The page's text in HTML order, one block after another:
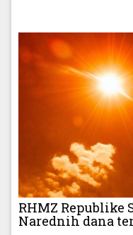
RHMZ Republike
Narednih dana